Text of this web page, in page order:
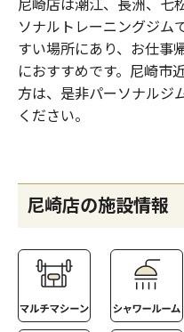
ソナルトレーニングジム
すい場所にあり、お仕事
におすすめです。尼崎市
方は、是非パーソナルジ
ください。
尼崎店の施設情報